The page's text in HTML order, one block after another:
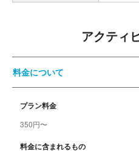
アクティ
料金について
プラン料金
350円〜
料金に含まれるもの